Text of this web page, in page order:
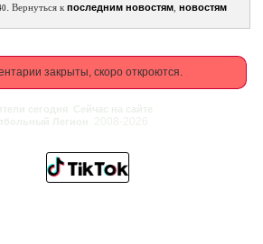
. Вернуться к последним новостям, новостям
закрыты, скоро откроются.